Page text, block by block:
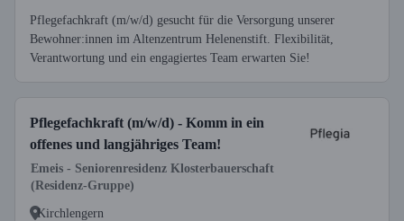
Pflegefachkraft (m/w/d) gesucht für die Versorgung unserer
Bewohner:innen im Altenzentrum Helenenstift. Flexibilität,
Verantwortung und ein engagiertes Team erwarten Sie!
Pflegefachkraft (m/w/d) - Komm in ein
offenes und langjähriges Team!
Emeis - Seniorenresidenz Klosterbauerschaft
(Residenz-Gruppe)
Kirchlengern